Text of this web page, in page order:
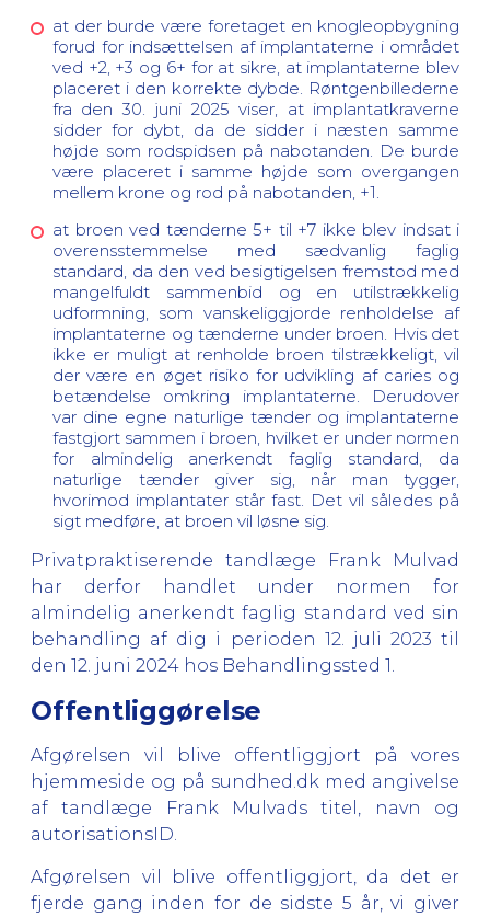
at der burde være foretaget en knogleopbygning
forud for indsættelsen af implantaterne i området
ved +2, +3 og 6+ for at sikre, at implantaterne blev
placeret i den korrekte dybde. Røntgenbillederne
fra den 30. juni 2025 viser, at implantatkraverne
sidder for dybt, da de sidder i næsten samme
højde som rodspidsen på nabotanden. De burde
være placeret i samme højde som overgangen
mellem krone og rod på nabotanden, +1.
at broen ved tænderne 5+ til +7 ikke blev indsat i
overensstemmelse med sædvanlig faglig
standard, da den ved besigtigelsen fremstod med
mangelfuldt sammenbid og en utilstrækkelig
udformning, som vanskeliggjorde renholdelse af
implantaterne og tænderne under broen. Hvis det
ikke er muligt at renholde broen tilstrækkeligt, vil
der være en øget risiko for udvikling af caries og
betændelse omkring implantaterne. Derudover
var dine egne naturlige tænder og implantaterne
fastgjort sammen i broen, hvilket er under normen
for almindelig anerkendt faglig standard, da
naturlige tænder giver sig, når man tygger,
hvorimod implantater står fast. Det vil således på
sigt medføre, at broen vil løsne sig.
Privatpraktiserende tandlæge Frank Mulvad
har derfor handlet under normen for
almindelig anerkendt faglig standard ved sin
behandling af dig i perioden 12. juli 2023 til
den 12. juni 2024 hos Behandlingssted 1.
Offentliggørelse
Afgørelsen vil blive offentliggjort på vores
hjemmeside og på sundhed.dk med angivelse
af tandlæge Frank Mulvads titel, navn og
autorisationsID.
Afgørelsen vil blive offentliggjort, da det er
fjerde gang inden for de sidste 5 år, vi giver